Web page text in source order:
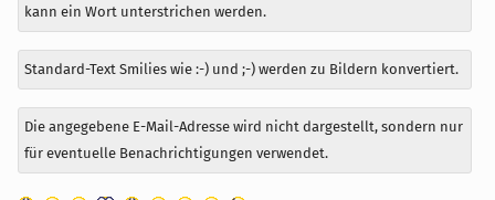
kann ein Wort unterstrichen werden.
Standard-Text Smilies wie :-) und ;-) werden zu Bildern konvertiert.
Die angegebene E-Mail-Adresse wird nicht dargestellt, sondern nur
für eventuelle Benachrichtigungen verwendet.